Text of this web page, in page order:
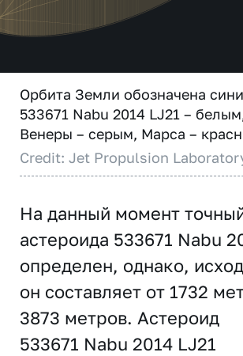
Орбита Земли обозначена
533671 Nabu 2014 LJ21 –
Венеры – серым, Марса –
Credit: Jet Propulsion
На данный момент
астероида 533671 Nabu
определен, однако,
он составляет от 1732
3873 метров. Астероид
533671 Nabu 2014 LJ21